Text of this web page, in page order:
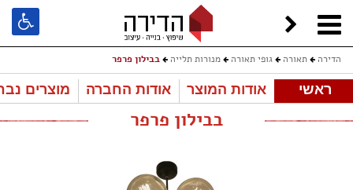
הדירה תאורה גופי תאורה מנורות תלייה בבילון פרפר
ראשי אודות המוצר אודות החברה מוצרים
בבילון פרפר